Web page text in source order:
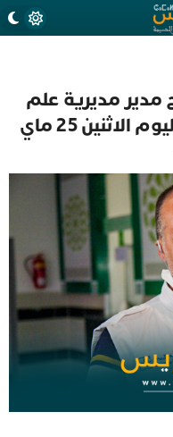
مدير مديرية علم
الأوبئة ومكافحة الأمراض ليوم الاثنين 25 ماي